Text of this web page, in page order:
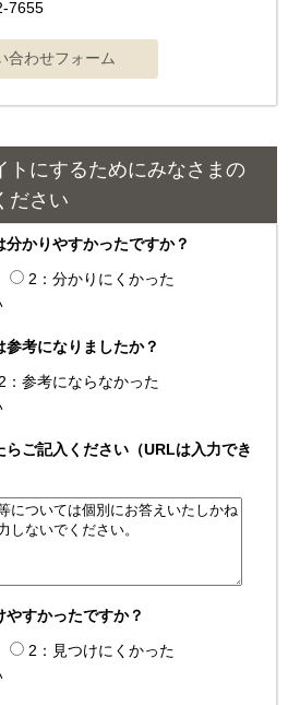
7655
トにするためにみなさまの
ださい
かりやすかったですか？
2：分かりにくかった
考になりましたか？
2：参考にならなかった
ご記入ください（URLは入力でき
すかったですか？
2：見つけにくかった